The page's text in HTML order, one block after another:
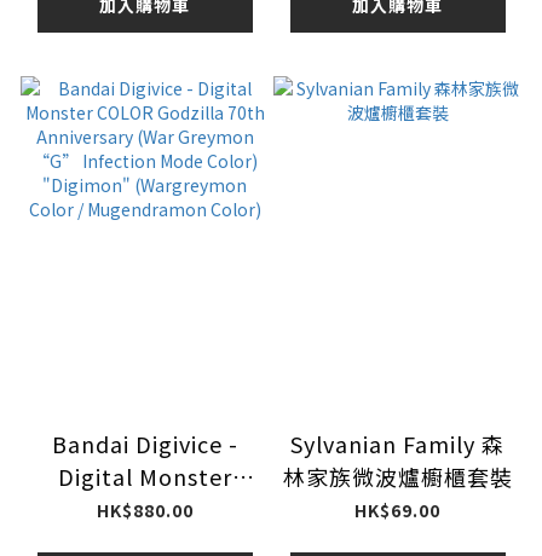
加入購物車 加入購物車
Bandai Digivice -
Digital Monster
COLOR Godzilla 70th
HK$880.00
Sylvanian Family 森
林家族微波爐櫥櫃套裝
HK$69.00